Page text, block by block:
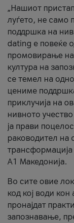
„Нашиот
луѓето, не само
поддршка на
dating е повеќе
промовирање на
култура на
се темел на
цениме
приклучија на
нивното
ја прави
раководител на
А1 Македонија.
Во сите овие
код кој води
пронајдат
запознавање,